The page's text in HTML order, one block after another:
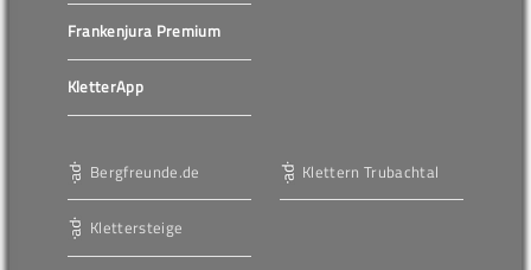
Frankenjura Premium
KletterApp
Bergfreunde.de
Klettersteige
Klettern Trubachtal